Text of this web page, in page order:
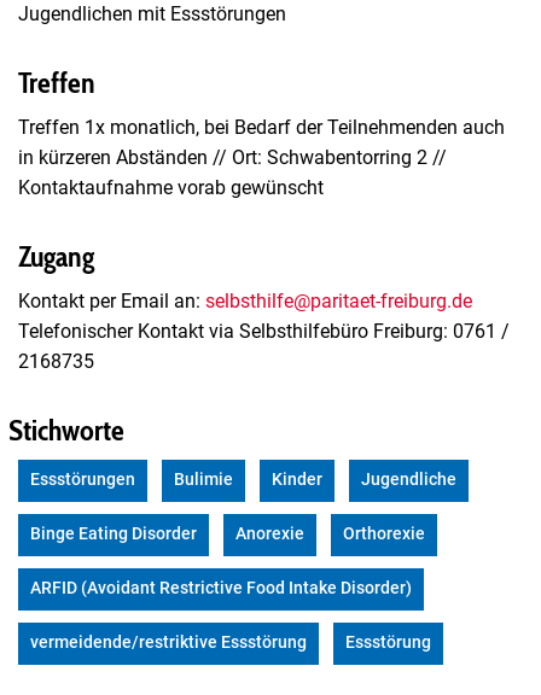
Jugendlichen mit Essstörungen
Treffen
Treffen 1x monatlich, bei Bedarf der Teilnehmenden auch
in kürzeren Abständen // Ort: Schwabentorring 2 //
Kontaktaufnahme vorab gewünscht
Zugang
Kontakt per Email an: selbsthilfe@paritaet-freiburg.de
Telefonischer Kontakt via Selbsthilfebüro Freiburg: 0761 /
2168735
Stichworte
Essstörungen Bulimie Kinder Jugendliche
Binge Eating Disorder Anorexie Orthorexie
ARFID (Avoidant Restrictive Food Intake Disorder)
vermeidende/restriktive Essstörung Essstörung